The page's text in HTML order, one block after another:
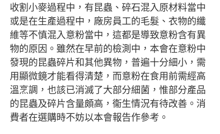
收割小麥過程中，有昆蟲、碎石混入原材料當中
或是在生產過程中，廠房員工的毛髮、衣物的纖
維等不慎混入意粉當中，這都是導致意粉含有異
物的原因。雖然在早前的檢測中，本會在意粉中
發現的昆蟲碎片和其他異物，普遍十分細小，需
用顯微鏡才能看得清楚，而意粉在食用前需經高
溫烹調，也該已消滅了大部分細菌，惟部分產品
的昆蟲及碎片含量頗高，衞生情況有待改善。消
費者在選購時不妨以本會報告作參考。